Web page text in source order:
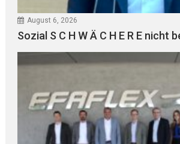
August 6, 2026
Sozial S C H W Ä C H E R E nicht